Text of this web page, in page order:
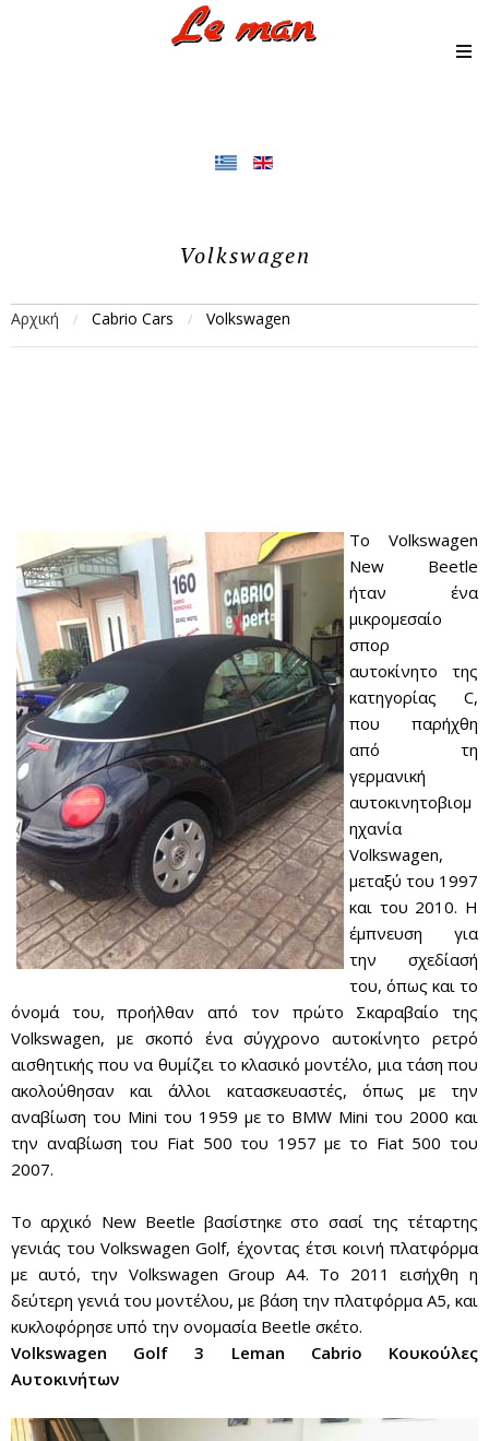
Volkswagen
Αρχική / Cabrio Cars / Volkswagen
Το Volkswagen
New Beetle
ήταν ένα
μικρομεσαίο
σπορ
αυτοκίνητο της
κατηγορίας C,
που παρήχθη
από τη
γερμανική
αυτοκινητοβιομ
ηχανία
Volkswagen,
μεταξύ του 1997
και του 2010. Η
έμπνευση για
την σχεδίασή
του, όπως και το
όνομά του, προήλθαν από τον πρώτο Σκαραβαίο της
Volkswagen, με σκοπό ένα σύγχρονο αυτοκίνητο ρετρό
αισθητικής που να θυμίζει το κλασικό μοντέλο, μια τάση που
ακολούθησαν και άλλοι κατασκευαστές, όπως με την
αναβίωση του Mini του 1959 με το BMW Mini του 2000 και
την αναβίωση του Fiat 500 του 1957 με το Fiat 500 του
2007.
Το αρχικό New Beetle βασίστηκε στο σασί της τέταρτης
γενιάς του Volkswagen Golf, έχοντας έτσι κοινή πλατφόρμα
με αυτό, την Volkswagen Group A4. Το 2011 εισήχθη η
δεύτερη γενιά του μοντέλου, με βάση την πλατφόρμα Α5, και
κυκλοφόρησε υπό την ονομασία Beetle σκέτο.
Volkswagen Golf 3 Leman Cabrio Κουκούλες
Αυτοκινήτων